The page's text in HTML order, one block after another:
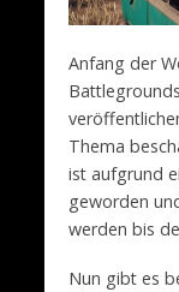
Anfang der
Thema
ist aufgrund
geworden
werden bis
Nun gibt es